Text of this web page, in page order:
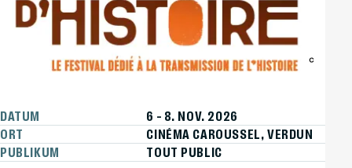
DATUM 6 – 8. NOV. 2026
ORT
CINÉMA CAROUSSEL, VERDUN
PUBLIKUM
TOUT PUBLIC